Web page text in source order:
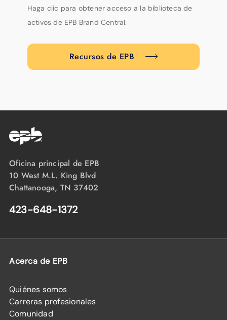
Haga clic para obtener acceso a la biblioteca de
activos de EPB Brand Central.
Recursos de EPB
Oficina principal de EPB
10 West M.L. King Blvd
Chattanooga, TN 37402
423-648-1372
Acerca de EPB
Quiénes somos
Carreras profesionales
Comunidad